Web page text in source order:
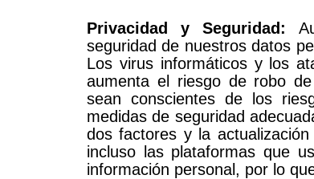
Privacidad y Seguridad:
seguridad de nuestros datos
Los virus informáticos y los
aumenta el riesgo de robo
sean conscientes de los
medidas de seguridad
dos factores y la
incluso las plataformas que
información personal, por lo